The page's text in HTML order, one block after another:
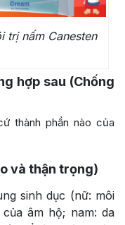
trị nấm Canesten
hợp sau (Chống
thành phần nào của
và thận trọng)
sinh dục (nữ: môi
âm hộ; nam: da